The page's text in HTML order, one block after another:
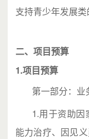
支持青少年发展类
二、项目预算
1.项目预算
第一部分：业
1.用于资助因
能力治疗、因见